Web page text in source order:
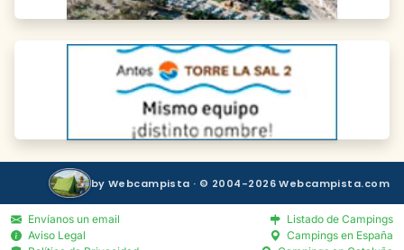
by Webcampista · © 2004-2026 Webcampista.com
Envíanos un email
Aviso Legal
Listado de Campings
Campings en España